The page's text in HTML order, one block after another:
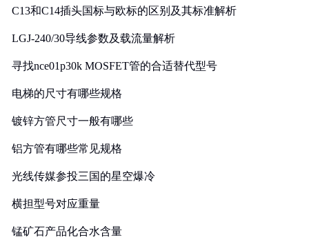
C13和C14插头国标与欧标的区别及其标准解析
LGJ-240/30导线参数及载流量解析
寻找nce01p30k MOSFET管的合适替代型号
电梯的尺寸有哪些规格
镀锌方管尺寸一般有哪些
铝方管有哪些常见规格
光线传媒参投三国的星空爆冷
横担型号对应重量
锰矿石产品化合水含量